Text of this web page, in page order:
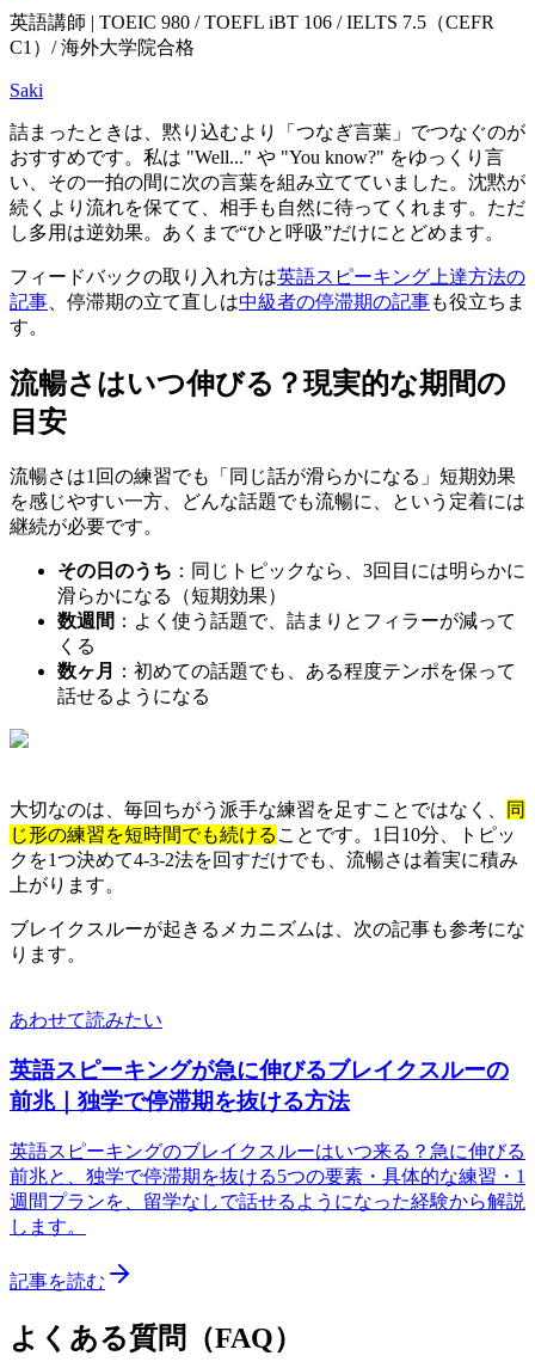
英語講師 | TOEIC 980 / TOEFL iBT 106 / IELTS 7.5（CEFR
C1）/ 海外大学院合格
Saki
詰まったときは、黙り込むより「つなぎ言葉」でつなぐのが
おすすめです。私は "Well..." や "You know?" をゆっくり言
い、その一拍の間に次の言葉を組み立てていました。沈黙が
続くより流れを保てて、相手も自然に待ってくれます。ただ
し多用は逆効果。あくまで“ひと呼吸”だけにとどめます。
フィードバックの取り入れ方は英語スピーキング上達方法の
記事 、停滞期の立て直しは中級者の停滞期の記事も役立ちま
す。
流暢さはいつ伸びる？現実的な期間の
目安
流暢さは1回の練習でも「同じ話が滑らかになる」短期効果
を感じやすい一方、どんな話題でも流暢に、という定着には
継続が必要です。
その日のうち ：同じトピックなら、3回目には明らかに
滑らかになる（短期効果）
数週間 ：よく使う話題で、詰まりとフィラーが減って
くる
数ヶ月
：初めての話題でも、ある程度テンポを保って
話せるようになる
大切なのは、毎回ちがう派手な練習を足すことではなく、
同
じ形の練習を短時間でも続ける ことです。1日10分、トピッ
クを1つ決めて4-3-2法を回すだけでも、流暢さは着実に積み
上がります。
ブレイクスルーが起きるメカニズムは、次の記事も参考にな
ります。
あわせて読みたい
英語スピーキングが急に伸びるブレイクスルーの
前兆｜独学で停滞期を抜ける方法
英語スピーキングのブレイクスルーはいつ来る？急に伸びる
前兆と、独学で停滞期を抜ける5つの要素・具体的な練習・1
週間プランを、留学なしで話せるようになった経験から解説
します。
記事を読む
よくある質問（FAQ）